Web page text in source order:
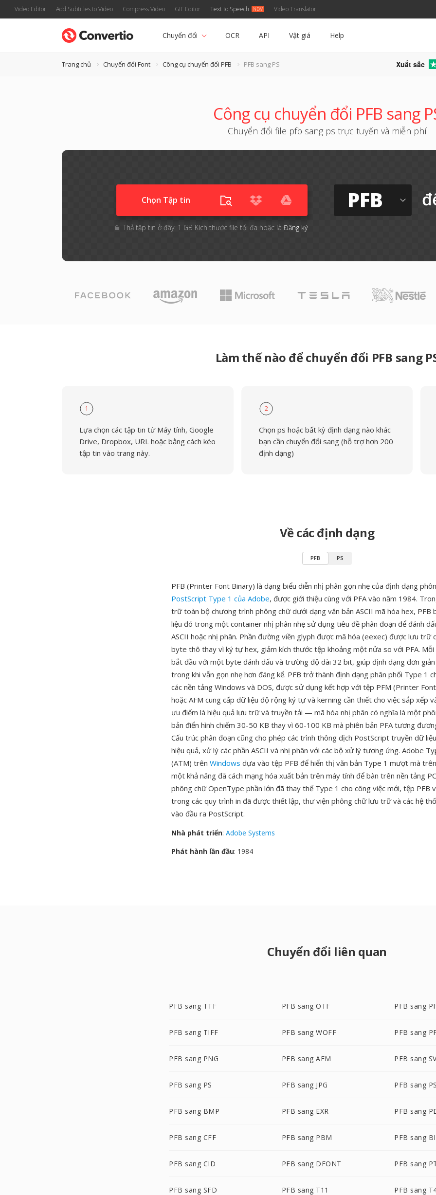
Video Editor Add Subtitles to Video Compress Video GIF Editor Text to Speech Video Translator
Chuyển đổi OCR API Vật giá Help
Trang chủ Chuyển đổi Font Công cụ chuyển đổi PFB PFB sang PS Xuất sắc
Công cụ chuyển đổi PFB sang
Chuyển đổi file pfb sang ps trực tuyến và miễn phí
Chọn Tập tin
Thả tập tin ở đây. 1 GB Kích thước file tối đa hoặc là Đăng ký
PFB
Làm thế nào để chuyển đổi PFB sang
1
Lựa chọn các tập tin từ Máy tính, Google
Drive, Dropbox, URL hoặc bằng cách kéo
tập tin vào trang này.
2
Chọn ps hoặc bất kỳ định dạng nào khác
bạn cần chuyển đổi sang (hỗ trợ hơn 200
định dạng)
Về các định dạng
PFB PS
PFB (Printer Font Binary) là dạng biểu diễn nhị phân gọn nhẹ của định dạng
PostScript Type 1 của Adobe, được giới thiệu cùng với PFA vào năm 1984.
trữ toàn bộ chương trình phông chữ dưới dạng văn bản ASCII mã hóa hex, PFB
liệu đó trong một container nhị phân nhẹ sử dụng tiêu đề phân đoạn để đánh
ASCII hoặc nhị phân. Phần đường viền glyph được mã hóa (eexec) được lưu trữ
byte thô thay vì ký tự hex, giảm kích thước tệp khoảng một nửa so với PFA. Mỗi
bắt đầu với một byte đánh dấu và trường độ dài 32 bit, giúp định dạng đơn giản
trong khi vẫn gọn nhẹ hơn đáng kể. PFB trở thành định dạng phân phối Type 1
các nền tảng Windows và DOS, được sử dụng kết hợp với tệp PFM (Printer
hoặc AFM cung cấp dữ liệu độ rộng ký tự và kerning cần thiết cho việc sắp xếp
ưu điểm là hiệu quả lưu trữ và truyền tải — mã hóa nhị phân có nghĩa là một
bản điển hình chiếm 30-50 KB thay vì 60-100 KB mà phiên bản PFA tương
Cấu trúc phân đoạn cũng cho phép các trình thông dịch PostScript truyền dữ
hiệu quả, xử lý các phần ASCII và nhị phân với các bộ xử lý tương ứng. Adobe
(ATM) trên Windows dựa vào tệp PFB để hiển thị văn bản Type 1 mượt mà
một khả năng đã cách mạng hóa xuất bản trên máy tính để bàn trên nền tảng
phông chữ OpenType phần lớn đã thay thế Type 1 cho công việc mới, tệp PFB
trong các quy trình in đã được thiết lập, thư viện phông chữ lưu trữ và các hệ
vào đầu ra PostScript.
Nhà phát triển: Adobe Systems
Phát hành lần đầu: 1984
Chuyển đổi liên quan
PFB sang TTF PFB sang OTF PFB sang
PFB sang TIFF PFB sang WOFF PFB sang
PFB sang PNG PFB sang AFM PFB sang
PFB sang PS PFB sang JPG PFB sang
PFB sang BMP PFB sang EXR PFB sang
PFB sang CFF PFB sang PBM PFB sang
PFB sang CID PFB sang DFONT PFB sang
PFB sang SFD PFB sang T11 PFB sang